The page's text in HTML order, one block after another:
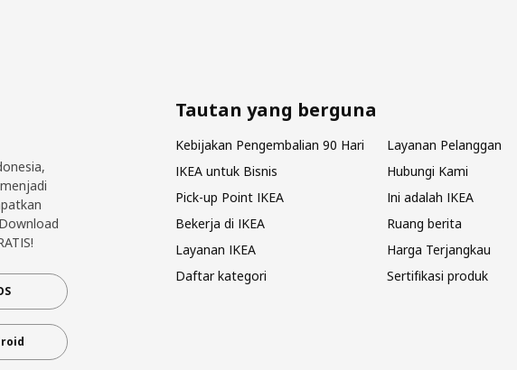
Tautan yang berguna
Kebijakan Pengembalian 90 Hari
Layanan Pelanggan
IKEA untuk Bisnis
Hubungi Kami
Pick-up Point IKEA
Ini adalah IKEA
Bekerja di IKEA
Ruang berita
Layanan IKEA
Harga Terjangkau
Daftar kategori
Sertifikasi produk